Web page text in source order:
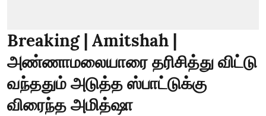
Breaking | Amitshah |
அண்ணாமலையாரை தரிசித்து விட்டு
வந்ததும் அடுத்த ஸ்பாட்டுக்கு
விரைந்த அமித்ஷா